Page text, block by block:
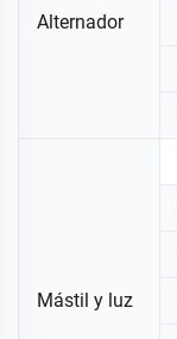
Alternador
Mástil y luz